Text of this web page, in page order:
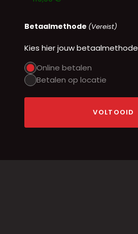
Betaalmethode (Vereist)
Kies hier jouw betaalmethode
Online betalen
Betalen op locatie